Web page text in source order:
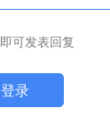
可发表回复
登录